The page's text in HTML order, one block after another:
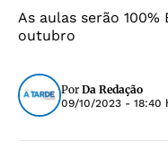
As aulas serão
outubro
Por Da Redação
09/10/2023 - 18:40